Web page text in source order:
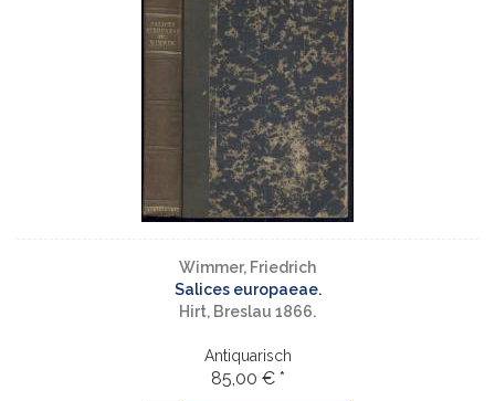
Wimmer, Friedrich
Salices europaeae.
Hirt, Breslau 1866.
Antiquarisch
85,00 € *